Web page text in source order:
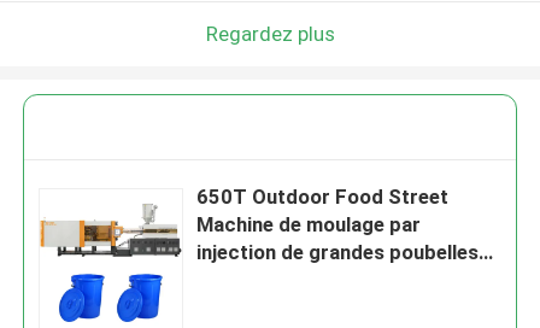
Regardez plus
650T Outdoor Food Street
Machine de moulage par
injection de grandes poubelles